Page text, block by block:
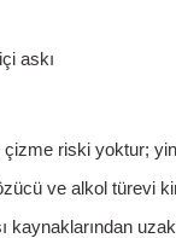
askı
riski yoktur;
ve alkol türevi
kaynaklarından